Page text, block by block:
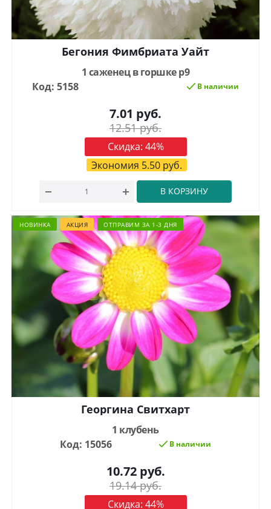
Бегония Фимбриата Уайт
1 саженец в горшке р9
Код: 5158
В наличии
7.01 руб.
12.51руб.
Скидка: 44%
Экономия 5.50руб.
В КОРЗИНУ
НОВИНКА АКЦИЯ ОТПРАВИМ ЗА 1-3 ДНЯ
Георгина Свитхарт
1 клубень
Код: 15056
В наличии
10.72руб.
19.14руб.
Скидка: 44%